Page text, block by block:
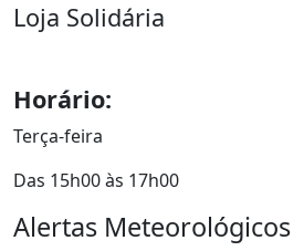
Loja Solidária
Horário:
Terça-feira
Das 15h00 às 17h00
Alertas Meteorológicos